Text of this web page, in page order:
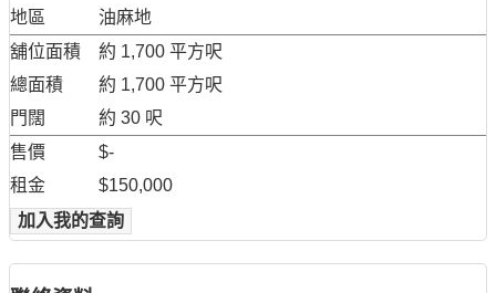
地區
油麻地
舖位面積
約 1,700 平方呎
總面積
約 1,700 平方呎
門闊
約 30 呎
售價
$-
租金
$150,000
加入我的查詢